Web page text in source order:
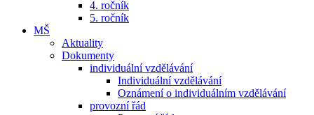
4. ročník
5. ročník
MŠ
Aktuality
Dokumenty
individuální vzdělávání
Individuální vzdělávání
Oznámení o individuálním vzdělávání
provozní řád